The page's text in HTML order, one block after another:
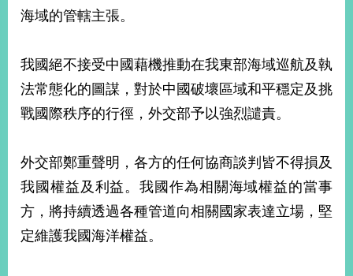
海域的管轄主張。
我國絕不接受中國藉機推動在我東部海域巡航及執
法常態化的圖謀，對於中國破壞區域和平穩定及挑
戰國際秩序的行徑，外交部予以強烈譴責。
外交部鄭重聲明，各方的任何協商談判皆不得損及
我國權益及利益。我國作為相關海域權益的當事
方，將持續透過各種管道向相關國家表達立場，堅
定維護我國海洋權益。